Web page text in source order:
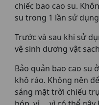
chiếc bao cao su.
su trong 1 lần sử
Trước và sau khi sử
vệ sinh dương vật
Bảo quản bao cao su
khô ráo. Không nên
sáng mặt trời chiếu